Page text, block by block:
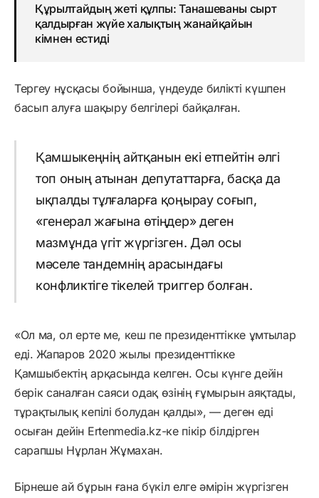
Құрылтайдың жеті құлпы: Танашеваны сырт
қалдырған жүйе халықтың жанайқайын
кімнен естиді
Тергеу нұсқасы бойынша, үндеуде билікті күшпен
басып алуға шақыру белгілері байқалған.
Қамшыкеңнің айтқанын екі етпейтін әлгі
топ оның атынан депутаттарға, басқа да
ықпалды тұлғаларға қоңырау соғып,
«генерал жағына өтіңдер» деген
мазмұнда үгіт жүргізген. Дәл осы
мәселе тандемнің арасындағы
конфликтіге тікелей триггер болған.
«Ол ма, ол ерте ме, кеш пе президенттікке ұмтылар
еді. Жапаров 2020 жылы президенттікке
Қамшыбектің арқасында келген. Осы күнге дейін
берік саналған саяси одақ өзінің ғұмырын аяқтады,
тұрақтылық кепілі болудан қалды», — деген еді
осыған дейін Ertenmedia.kz-ке пікір білдірген
сарапшы Нұрлан Жұмахан.
Бірнеше ай бұрын ғана бүкіл елге әмірін жүргізген